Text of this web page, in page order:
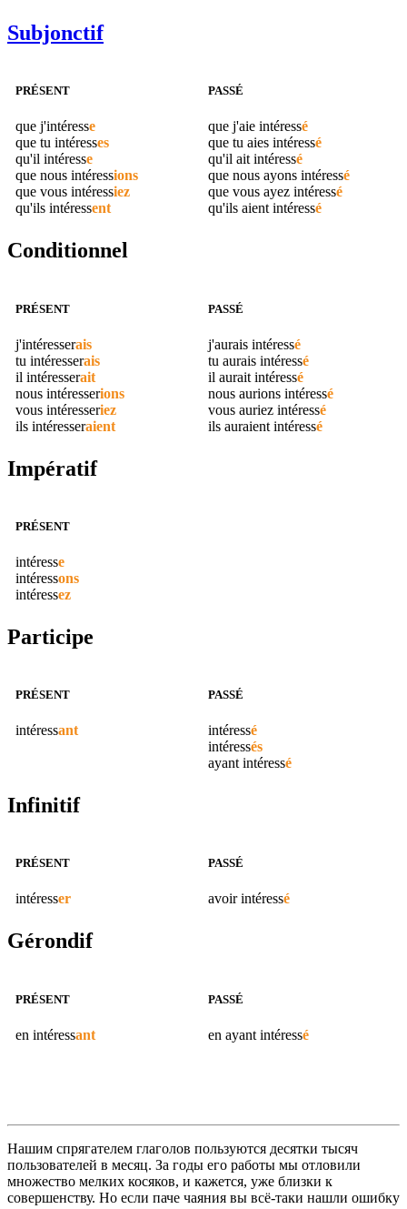
Subjonctif
PRÉSENT
que j'intéresse
que tu intéresses
qu'il intéresse
que nous intéressions
que vous intéressiez
qu'ils intéressent
PASSÉ
que j'aie intéressé
que tu aies intéressé
qu'il aitintéressé
que nous ayons intéressé
que vous ayez intéressé
qu'ils aientintéressé
Conditionnel
PRÉSENT
j'intéresserais
tu intéresserais
il intéresserait
nous intéresserions
vous intéresseriez
ils intéresseraient
PASSÉ
j'aurais intéressé
tu aurais intéressé
il aurait intéressé
nous aurions intéressé
vous auriez intéressé
ils auraient intéressé
Impératif
PRÉSENT
intéresse
intéressons
intéressez
Participe
PRÉSENT
intéressant
PASSÉ
intéressé
intéressés
ayant intéressé
Infinitif
PRÉSENT
intéresser
PASSÉ
avoirintéressé
Gérondif
PRÉSENT
en intéressant
PASSÉ
en ayant intéressé
Нашим спрягателем глаголов пользуются десятки тысяч
пользователей в месяц. За годы его работы мы отловили
множество мелких косяков, и кажется, уже близки к
совершенству. Но если паче чаяния вы всё-таки нашли ошибку